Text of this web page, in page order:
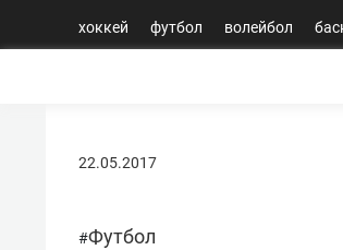
хоккей футбол волейбол
22.05.2017
#Футбол